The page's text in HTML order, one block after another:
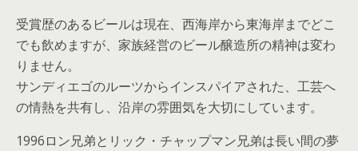
受賞歴のあるビールは現在、西海岸から東海岸までどこ
でも飲めますが、家族経営のビール醸造所の精神は変わ
りません。
サンディエゴのルーツからインスパイアされた、工芸へ
の情熱を共有し、沿岸の雰囲気を大切にしています。
1996ロン兄弟とリック・チャップマン兄弟は長い間の夢